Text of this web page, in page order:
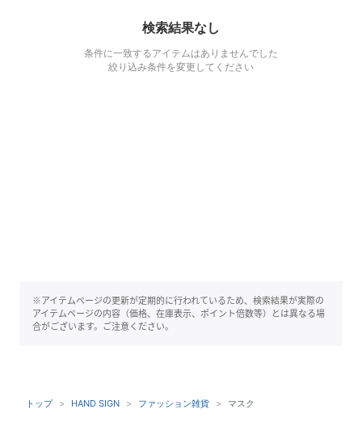
検索結果なし
条件に一致するアイテムはありませんでした
絞り込み条件を変更してください
※アイテムページの更新が定期的に行われているため、検索結果が実際の
アイテムページの内容（価格、在庫表示、ポイント倍数等）とは異なる場
合がございます。ご注意ください。
トップ HAND SIGN ファッション雑貨 マスク